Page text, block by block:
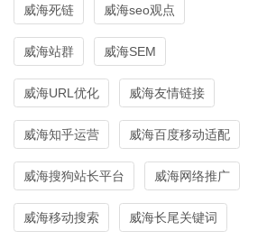
威海死链 威海seo观点
威海站群 威海SEM
威海URL优化 威海友情链接
威海知乎运营 威海百度移动适配
威海搜狗站长平台 威海网络推广
威海移动搜索 威海长尾关键词